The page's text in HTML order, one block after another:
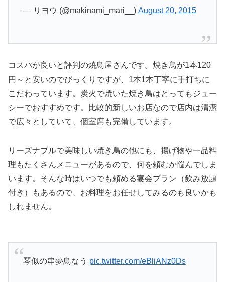
— リヨウ (@makinami_mari__) August 20, 2015
コスパが良いと評判の焼鳥屋さんです。焼き鳥が1本120
円～と安いのでびっくりですが、1本1本丁寧に手打ちに
こだわっています。炭火で焼いた焼き鳥はとってもジュー
シーでおすすめです。比較的新しいお店なので店内は清潔
で広々としていて、個室席も完備しています。
リーズナブルで美味しい焼き鳥の他にも、揚げ物や一品料
理もたくさんメニューがあるので、何を頼むか悩んでしま
います。そんな時はいつでも頼める宴会プラン（飲み放題
付き）もあるので、お料理をお任せしてみるのも良いかも
しれません。
琴似の串夢鳥なう pic.twitter.com/eBliANz0Ds